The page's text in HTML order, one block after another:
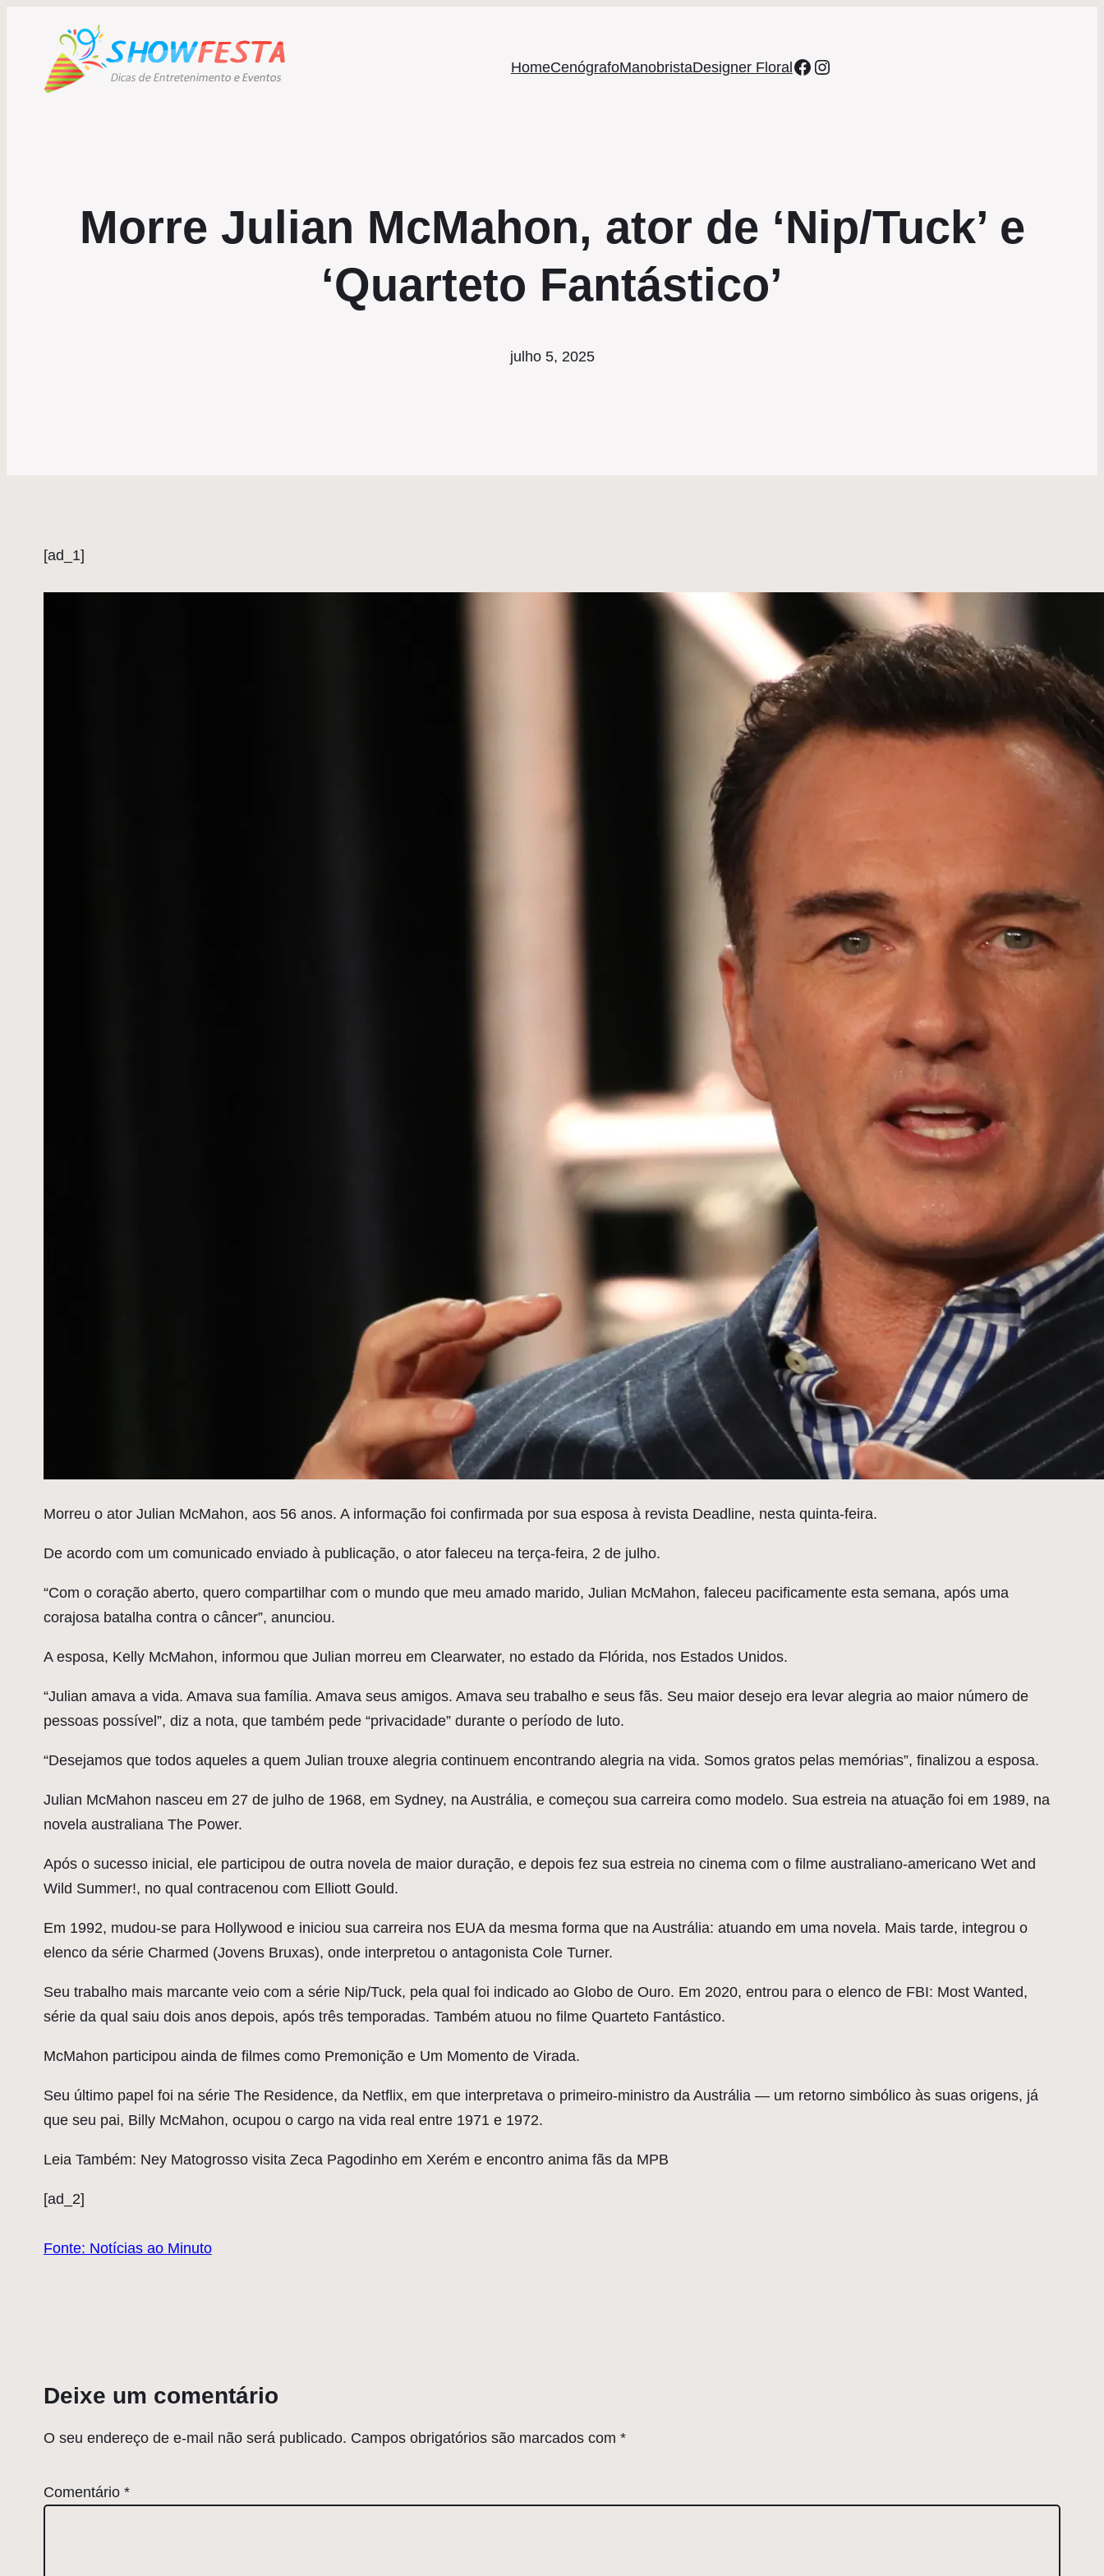
HomeCenógrafoManobristaDesigner FloralFacebook
Instagram
Morre Julian McMahon, ator de ‘Nip/Tuck’ e
‘Quarteto Fantástico’
julho 5, 2025
[ad_1]
Morreu o ator Julian McMahon, aos 56 anos. A informação foi confirmada por sua esposa à revista Deadline, nesta quinta-feira.
De acordo com um comunicado enviado à publicação, o ator faleceu na terça-feira, 2 de julho.
“Com o coração aberto, quero compartilhar com o mundo que meu amado marido, Julian McMahon, faleceu pacificamente esta semana, após uma
corajosa batalha contra o câncer”, anunciou.
A esposa, Kelly McMahon, informou que Julian morreu em Clearwater, no estado da Flórida, nos Estados Unidos.
“Julian amava a vida. Amava sua família. Amava seus amigos. Amava seu trabalho e seus fãs. Seu maior desejo era levar alegria ao maior número de
pessoas possível”, diz a nota, que também pede “privacidade” durante o período de luto.
“Desejamos que todos aqueles a quem Julian trouxe alegria continuem encontrando alegria na vida. Somos gratos pelas memórias”, finalizou a esposa.
Julian McMahon nasceu em 27 de julho de 1968, em Sydney, na Austrália, e começou sua carreira como modelo. Sua estreia na atuação foi em 1989, na
novela australiana The Power.
Após o sucesso inicial, ele participou de outra novela de maior duração, e depois fez sua estreia no cinema com o filme australiano-americano Wet and
Wild Summer!, no qual contracenou com Elliott Gould.
Em 1992, mudou-se para Hollywood e iniciou sua carreira nos EUA da mesma forma que na Austrália: atuando em uma novela. Mais tarde, integrou o
elenco da série Charmed (Jovens Bruxas), onde interpretou o antagonista Cole Turner.
Seu trabalho mais marcante veio com a série Nip/Tuck, pela qual foi indicado ao Globo de Ouro. Em 2020, entrou para o elenco de FBI: Most Wanted,
série da qual saiu dois anos depois, após três temporadas. Também atuou no filme Quarteto Fantástico.
McMahon participou ainda de filmes como Premonição e Um Momento de Virada.
Seu último papel foi na série The Residence, da Netflix, em que interpretava o primeiro-ministro da Austrália — um retorno simbólico às suas origens, já
que seu pai, Billy McMahon, ocupou o cargo na vida real entre 1971 e 1972.
Leia Também: Ney Matogrosso visita Zeca Pagodinho em Xerém e encontro anima fãs da MPB
[ad_2]
Fonte: Notícias ao Minuto
Deixe um comentário
O seu endereço de e-mail não será publicado. Campos obrigatórios são marcados com *
Comentário *